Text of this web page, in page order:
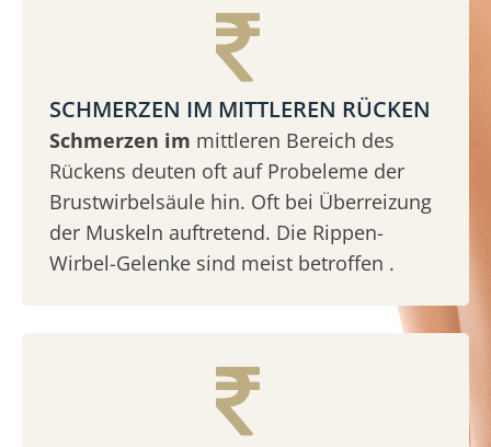
SCHMERZEN IM MITTLEREN RÜCKEN
Schmerzen im mittleren Bereich des
Rückens deuten oft auf Probeleme der
Brustwirbelsäule hin. Oft bei Überreizung
der Muskeln auftretend. Die Rippen-
Wirbel-Gelenke sind meist betroffen .